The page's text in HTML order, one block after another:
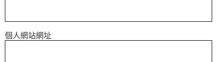
個人網站網址